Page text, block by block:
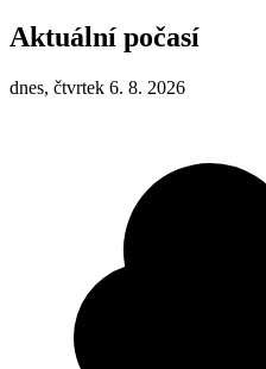
Aktuální počasí
dnes, čtvrtek 6. 8. 2026